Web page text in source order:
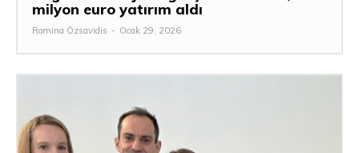
milyon euro yatırım aldı
Romina Özsavidis - Ocak 29, 2026